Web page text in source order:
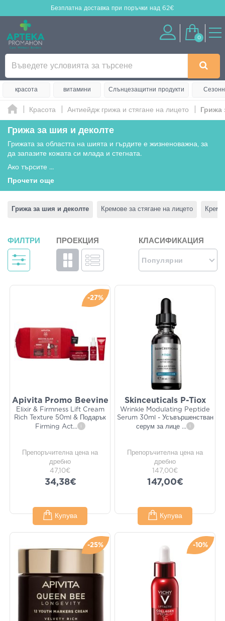
Безплатна доставка при поръчки над 62€
0
красота витамини Слънцезащитни продукти
Красота Антиейдж грижа и стягане на лицето Грижа
Грижа за шия и деколте
Грижата за областта на шията и гърдите е жизненоважна, за
да запазите кожата си млада и стегната.
Ако търсите ...
Прочети още
Грижа за шия и деколте Кремове за стягане на лицето
ФИЛТРИ ПРОЕКЦИЯ КЛАСИФИКАЦИЯ
Популярни
-27%
Apivita Promo Beevine
Elixir & Firmness Lift Cream
Rich Texture 50ml & Подарък
Firming Act... i
Препоръчителна цена на
дребно
47,10€
34,38€
Купува
Skinceuticals P-Tiox
Wrinkle Modulating Peptide
Serum 30ml - Усъвършенстван
серум за лице ... i
Препоръчителна цена на
дребно
147,00€
147,00€
Купува
-25% -10%